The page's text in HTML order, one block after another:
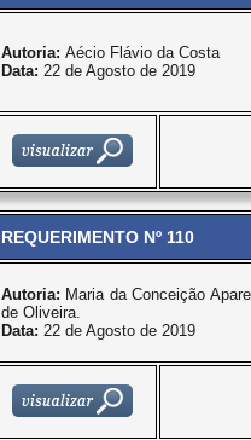
Autoria: Aécio Flávio da Costa
Data: 22 de Agosto de 2019
REQUERIMENTO Nº 110
Autoria: Maria da Conceição
de Oliveira.
Data: 22 de Agosto de 2019